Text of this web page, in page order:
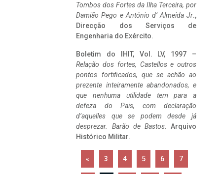
Tombos dos Fortes da Ilha Terceira, por
Damião Pego e António d’ Almeida Jr.,
Direcção dos Serviços de
Engenharia do Exército.
Boletim do IHIT, Vol. LV, 1997 –
Relação dos fortes, Castellos e outros
pontos fortificados, que se achão ao
prezente inteiramente abandonados, e
que nenhuma utilidade tem para a
defeza do Pais, com declaração
d’aquelles que se podem desde já
desprezar. Barão de Bastos. Arquivo
Histórico Militar.
« 3 4 5 6 7